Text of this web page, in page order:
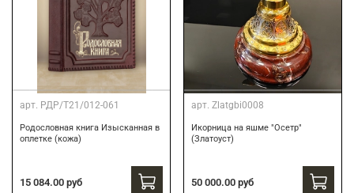
арт. РДР/Т21/012-061
Родословная книга Изысканная в
оплетке (кожа)
15 084.00 руб
арт. Zlatgbi0008
Икорница на яшме "Осетр"
(Златоуст)
50 000.00 руб